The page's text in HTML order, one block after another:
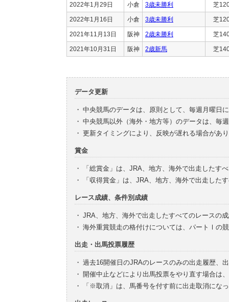
2022年1月29日 小倉 3歳未勝利 芝
2022年1月16日 小倉 3歳未勝利 芝
2021年11月13日 阪神 2歳未勝利 芝
2021年10月31日 阪神 2歳新馬 芝
データ更新
・ 中央競馬のデータは、原則として、毎週月曜日
・ 中央競馬以外（海外・地方等）のデータは、毎
・ 更新タイミングにより、反映が遅れる場合があ
賞金
・
「総賞金」は、JRA、地方、海外で出走したす
・
「収得賞金」は、JRA、地方、海外で出走した
レース成績、条件別成績
・ JRA、地方、海外で出走したすべてのレースの
・ 海外重賞競走の格付けについては、パートⅠの
出走・出馬投票履歴
・ 過去16開催日のJRAのレースのみの出走履歴、
・ 開催中止などにより出馬投票をやり直す場合は
・
「※取消」は、馬番号を付す前に出走取消にな